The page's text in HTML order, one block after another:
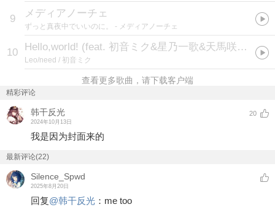
9 メディアノーチェ
ずっと真夜中でいいのに。 - メディアノーチェ
10 Hello,world! (feat. 初音ミク&星乃一歌&天馬咲希&望月穗波&日野森志步)
Leo/need / 初音ミク
查看更多歌曲，请下载客户端
精彩评论
韩干反光
2024年10月13日
20
我是因为封面来的
最新评论(22)
Silence_Spwd
2025年8月20日
回复@韩干反光 ： me too